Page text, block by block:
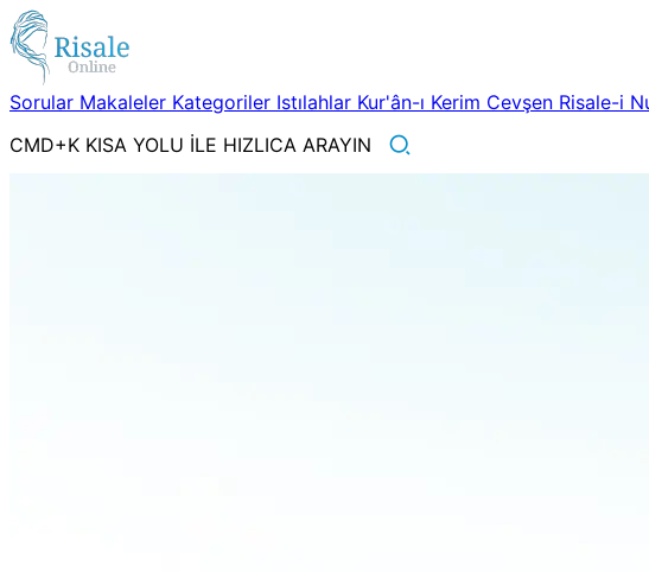
Sorular Makaleler Kategoriler Istılahlar Kur'ân-ı Kerim Cevşen Risale-i
CMD+K KISA YOLU İLE HIZLICA ARAYIN